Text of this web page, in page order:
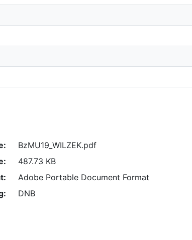
BzMU19_WILZEK.pdf
487.73 KB
Adobe Portable Document Format
DNB